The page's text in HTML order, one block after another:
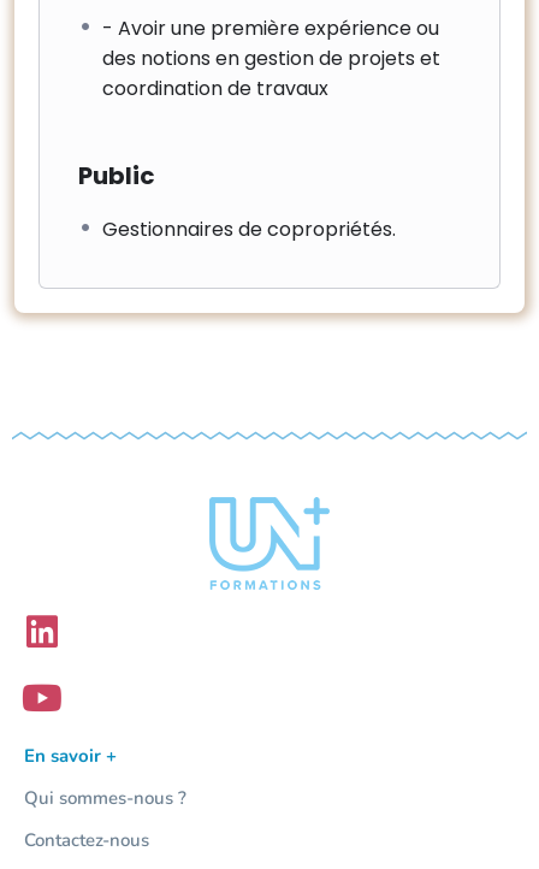
- Avoir une première expérience ou
des notions en gestion de projets et
coordination de travaux
Public
Gestionnaires de copropriétés.
En savoir +
Qui sommes-nous ?
Contactez-nous